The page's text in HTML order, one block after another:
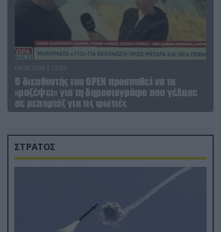
04.08.2026 | 12:02
O διευθυντής του OPEN προσπαθεί να τα
«μαζέψει» για τη δημοσιογράφο που γέλασε
σε ρεπορτάζ για τις φωτιές
ΣΤΡΑΤΟΣ